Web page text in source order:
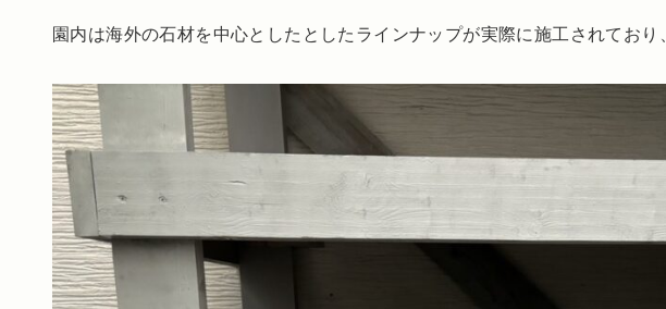
園内は海外の石材を中心としたとしたラインナップが実際に施工されており、